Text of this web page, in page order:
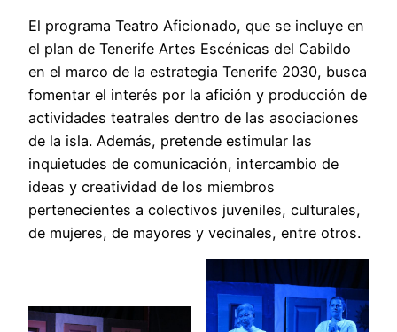
El programa Teatro Aficionado, que se incluye en
el plan de Tenerife Artes Escénicas del Cabildo
en el marco de la estrategia Tenerife 2030, busca
fomentar el interés por la afición y producción de
actividades teatrales dentro de las asociaciones
de la isla. Además, pretende estimular las
inquietudes de comunicación, intercambio de
ideas y creatividad de los miembros
pertenecientes a colectivos juveniles, culturales,
de mujeres, de mayores y vecinales, entre otros.